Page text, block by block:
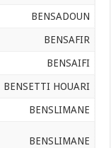
Fatima Zohra
Salim
Samir
Amina Karima
Aissa
Hammou